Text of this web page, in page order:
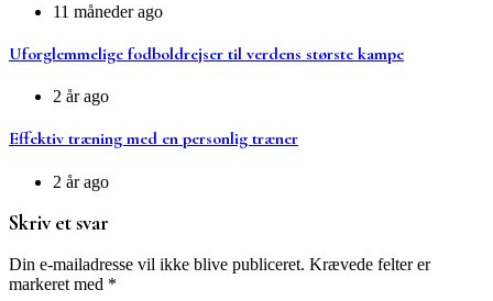
11 måneder ago
Uforglemmelige fodboldrejser til verdens største kampe
2 år ago
Effektiv træning med en personlig træner
2 år ago
Skriv et svar
Din e-mailadresse vil ikke blive publiceret. Krævede felter er
markeret med *